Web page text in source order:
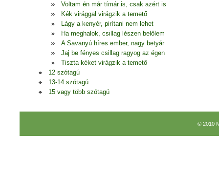
Voltam én már tímár is, csak azért is
Kék virággal virágzik a temető
Lágy a kenyér, pirítani nem lehet
Ha meghalok, csillag lészen belőlem
A Savanyú híres ember, nagy betyár
Jaj be fényes csillag ragyog az égen
Tiszta kéket virágzik a temető
12 szótagú
13-14 szótagú
15 vagy több szótagú
© 2010